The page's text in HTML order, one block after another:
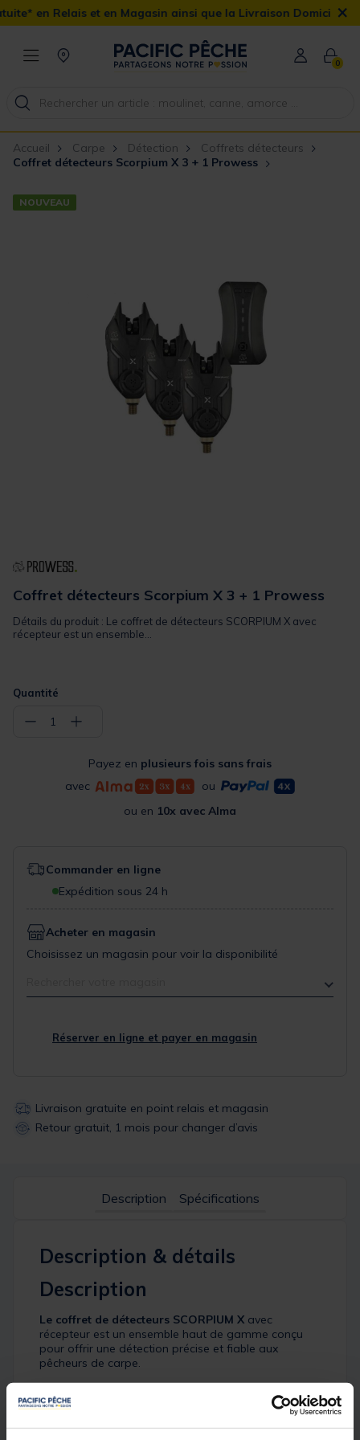
en Magasin ainsi que la Livraison Domicile offerte dès 90€ ×
0
Accueil Carpe Détection
Coffrets détecteurs
Coffret détecteurs Scorpium X 3 + 1 Prowess
NOUVEAU
Coffret détecteurs Scorpium X 3 + 1 Prowess
Détails du produit : Le coffret de détecteurs SCORPIUM X avec
récepteur est un ensemble...
Quantité
− 1 +
Payez en plusieurs fois sans frais
avec
ou
ou en 10x avec Alma
Commander en ligne
Expédition sous 24 h
Acheter en magasin
Choisissez un magasin pour voir la disponibilité
Réserver en ligne et payer en magasin
Livraison gratuite en point relais et magasin
Retour gratuit, 1 mois pour changer d’avis
Description Spécifications
Description & détails
Description
Le coffret de détecteurs SCORPIUM X avec
récepteur est un ensemble haut de gamme conçu
pour offrir une détection précise et fiable aux
pêcheurs de carpe.
Ce kit comprend trois détecteurs et une centrale,
assurant une communication sans faille et une